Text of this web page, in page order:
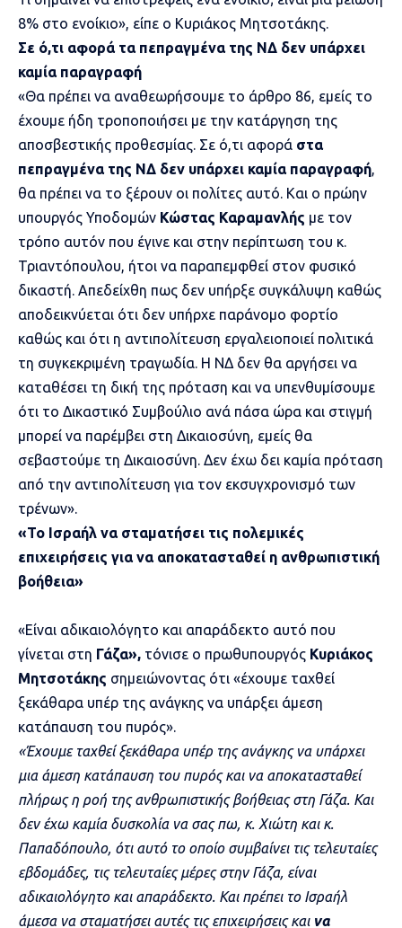
8% στο ενοίκιο», είπε ο Κυριάκος Μητσοτάκης.
Σε ό,τι αφορά τα πεπραγμένα της ΝΔ δεν υπάρχει
καμία παραγραφή
«Θα πρέπει να αναθεωρήσουμε το άρθρο 86, εμείς το
έχουμε ήδη τροποποιήσει με την κατάργηση της
αποσβεστικής προθεσμίας. Σε ό,τι αφορά στα
πεπραγμένα της ΝΔ δεν υπάρχει καμία παραγραφή,
θα πρέπει να το ξέρουν οι πολίτες αυτό. Και ο πρώην
υπουργός Υποδομών Κώστας Καραμανλής με τον
τρόπο αυτόν που έγινε και στην περίπτωση του κ.
Τριαντόπουλου, ήτοι να παραπεμφθεί στον φυσικό
δικαστή. Απεδείχθη πως δεν υπήρξε συγκάλυψη καθώς
αποδεικνύεται ότι δεν υπήρχε παράνομο φορτίο
καθώς και ότι η αντιπολίτευση εργαλειοποιεί πολιτικά
τη συγκεκριμένη τραγωδία. Η ΝΔ δεν θα αργήσει να
καταθέσει τη δική της πρόταση και να υπενθυμίσουμε
ότι το Δικαστικό Συμβούλιο ανά πάσα ώρα και στιγμή
μπορεί να παρέμβει στη Δικαιοσύνη, εμείς θα
σεβαστούμε τη Δικαιοσύνη. Δεν έχω δει καμία πρόταση
από την αντιπολίτευση για τον εκσυγχρονισμό των
τρένων».
«Το Ισραήλ να σταματήσει τις πολεμικές
επιχειρήσεις για να αποκατασταθεί η ανθρωπιστική
βοήθεια»
«Είναι αδικαιολόγητο και απαράδεκτο αυτό που
γίνεται στη Γάζα», τόνισε ο πρωθυπουργός Κυριάκος
Μητσοτάκης σημειώνοντας ότι «έχουμε ταχθεί
ξεκάθαρα υπέρ της ανάγκης να υπάρξει άμεση
κατάπαυση του πυρός».
«Έχουμε ταχθεί ξεκάθαρα υπέρ της ανάγκης να υπάρχει
μια άμεση κατάπαυση του πυρός και να αποκατασταθεί
πλήρως η ροή της ανθρωπιστικής βοήθειας στη Γάζα. Και
δεν έχω καμία δυσκολία να σας πω, κ. Χιώτη και κ.
Παπαδόπουλο, ότι αυτό το οποίο συμβαίνει τις τελευταίες
εβδομάδες, τις τελευταίες μέρες στην Γάζα, είναι
αδικαιολόγητο και απαράδεκτο. Και πρέπει το Ισραήλ
άμεσα να σταματήσει αυτές τις επιχειρήσεις και να